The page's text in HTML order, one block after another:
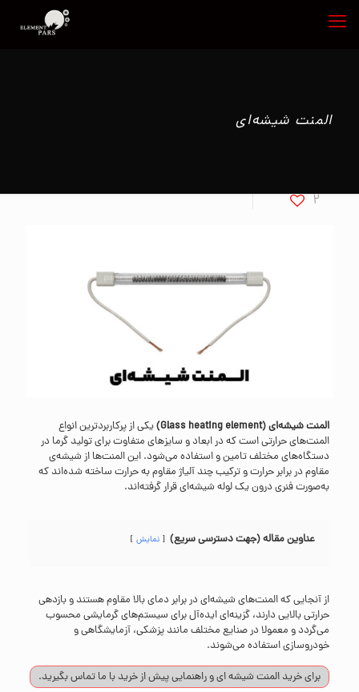
المنت شیشه‌ای
2
المنت شیشه‌ای (Glass heating element)
یکی از پرکاربردترین انواع
المنت‌های حرارتی است که در ابعاد و سایزهای متفاوت برای تولید گرما در
دستگاه‌های مختلف تامین و استفاده می‌شود. این المنت‌ها از شیشه‌ی
مقاوم در برابر حرارت و ترکیب چند آلیاژ مقاوم به حرارت ساخته شده‌اند که
به‌صورت فنری درون یک لوله شیشه‌ای قرار گرفته‌اند.
عناوین مقاله (جهت دسترسی سریع) نمایش
از آنجایی که المنت‌های شیشه‌ای در برابر دمای بالا مقاوم هستند و بازدهی
حرارتی بالایی دارند، گزینه‌ای ایده‌آل برای سیستم‌های گرمایشی محسوب
می‌گردد و معمولا در صنایع مختلف مانند پزشکی، آزمایشگاهی و
خودروسازی استفاده می‌شوند.
برای خرید المنت شیشه ای و راهنمایی پیش از خرید با ما تماسبگیرید.